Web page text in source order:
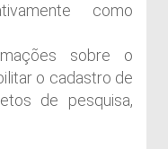
como
sobre o
o cadastro de
de pesquisa,